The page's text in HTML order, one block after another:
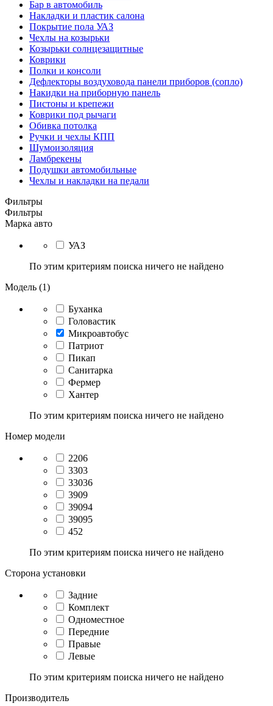
Бар в автомобиль
Накладки и пластик салона
Покрытие пола УАЗ
Чехлы на козырьки
Козырьки солнцезащитные
Коврики
Полки и консоли
Дефлекторы воздуховода панели приборов (сопло)
Накидки на приборную панель
Пистоны и крепежи
Коврики под рычаги
Обивка потолка
Ручки и чехлы КПП
Шумоизоляция
Ламбрекены
Подушки автомобильные
Чехлы и накладки на педали
Фильтры
Фильтры
Марка авто
УАЗ
По этим критериям поиска ничего не найдено
Модель (1)
Буханка
Головастик
Микроавтобус
Патриот
Пикап
Санитарка
Фермер
Хантер
По этим критериям поиска ничего не найдено
Номер модели
2206
3303
33036
3909
39094
39095
452
По этим критериям поиска ничего не найдено
Сторона установки
Задние
Комплект
Одноместное
Передние
Правые
Левые
По этим критериям поиска ничего не найдено
Производитель